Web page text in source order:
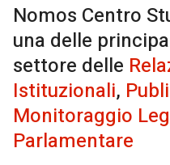
Nomos Centro
una delle
settore delle
Istituzionali,
Monitoraggio
Parlamentare